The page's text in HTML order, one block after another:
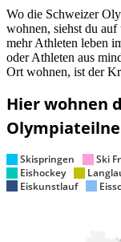
Wo die Schweizer
wohnen, siehst du auf
mehr Athleten leben
oder Athleten aus
Ort wohnen, ist der